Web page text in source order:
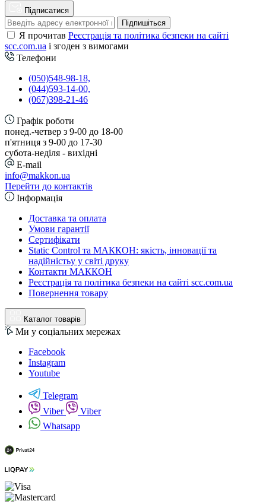
Підписатися
Підпишіться
Я прочитав Реєстрація та політика безпеки на сайті
scc.com.ua і згоден з вимогами
Телефони
(050)548-98-18,
(044)593-14-00,
(067)398-21-46
Графік роботи
понед.-четвер з 9-00 до 18-00
п'ятниця з 9-00 до 17-30
cубота-неділя - вихідні
E-mail
info@makkon.ua
Перейти до контактів
Інформація
Доставка та оплата
Умови гарантії
Сертифікати
Static Control та МАККОН: якість, інновації та
надійністьу у світі друку
Контакти МАККОН
Реєстрація та політика безпеки на сайті scc.com.ua
Повернення товару
Каталог товарів
Ми у соціальних мережах
Facebook
Instagram
Youtube
Telegram
Viber
Viber
Whatsapp